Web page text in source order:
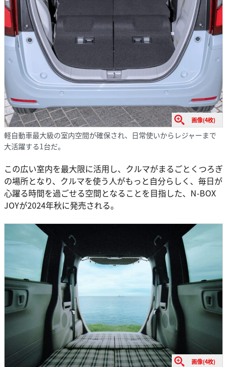
画像(4枚)
軽自動車最大級の室内空間が確保され、日常使いからレジャーまで
大活躍する1台だ。
この広い室内を最大限に活用し、クルマがまるごとくつろぎ
の場所となり、クルマを使う人がもっと自分らしく、毎日が
心躍る時間を過ごせる空間となることを目指した、N-BOX
JOYが2024年秋に発売される。
画像(4枚)